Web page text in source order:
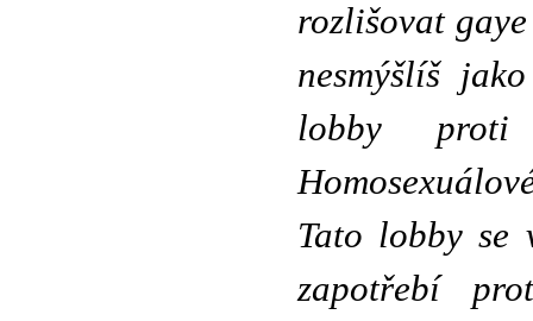
rozlišovat
nesmýšlíš
lobby proti
Tato lobby se
zapotřebí